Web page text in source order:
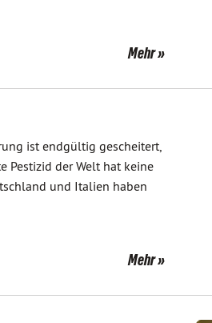
Mehr
ist endgültig gescheitert,
Pestizid der Welt hat keine
und Italien haben
Mehr